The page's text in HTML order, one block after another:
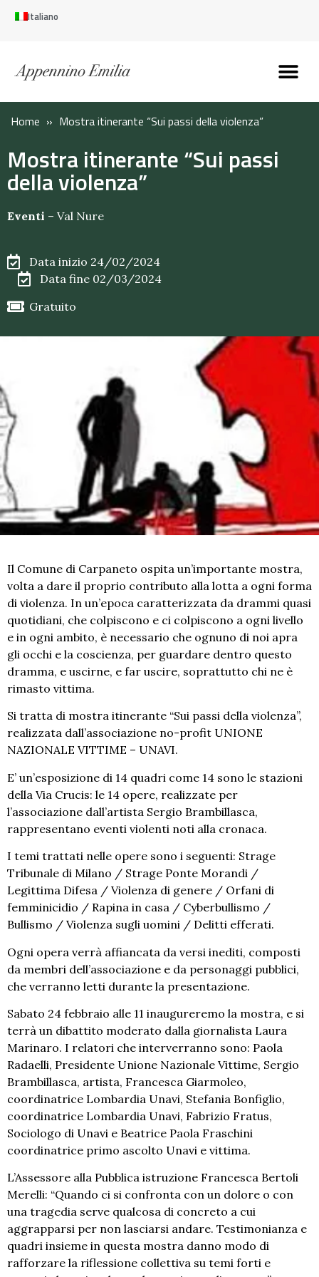
Italiano
Home » Mostra itinerante “Sui passi della violenza”
Mostra itinerante “Sui passi
della violenza”
Eventi – Val Nure
Data inizio 24/02/2024
Data fine 02/03/2024
Gratuito
Il Comune di Carpaneto ospita un’importante mostra,
volta a dare il proprio contributo alla lotta a ogni forma
di violenza. In un’epoca caratterizzata da drammi quasi
quotidiani, che colpiscono e ci colpiscono a ogni livello
e in ogni ambito, è necessario che ognuno di noi apra
gli occhi e la coscienza, per guardare dentro questo
dramma, e uscirne, e far uscire, soprattutto chi ne è
rimasto vittima.
Si tratta di mostra itinerante “Sui passi della violenza”,
realizzata dall’associazione no-profit UNIONE
NAZIONALE VITTIME – UNAVI.
E’ un’esposizione di 14 quadri come 14 sono le stazioni
della Via Crucis: le 14 opere, realizzate per
l’associazione dall’artista Sergio Brambillasca,
rappresentano eventi violenti noti alla cronaca.
I temi trattati nelle opere sono i seguenti: Strage
Tribunale di Milano / Strage Ponte Morandi /
Legittima Difesa / Violenza di genere / Orfani di
femminicidio / Rapina in casa / Cyberbullismo /
Bullismo / Violenza sugli uomini / Delitti efferati.
Ogni opera verrà affiancata da versi inediti, composti
da membri dell’associazione e da personaggi pubblici,
che verranno letti durante la presentazione.
Sabato 24 febbraio alle 11 inaugureremo la mostra, e si
terrà un dibattito moderato dalla giornalista Laura
Marinaro. I relatori che interverranno sono: Paola
Radaelli, Presidente Unione Nazionale Vittime, Sergio
Brambillasca, artista, Francesca Giarmoleo,
coordinatrice Lombardia Unavi, Stefania Bonfiglio,
coordinatrice Lombardia Unavi, Fabrizio Fratus,
Sociologo di Unavi e Beatrice Paola Fraschini
coordinatrice primo ascolto Unavi e vittima.
L’Assessore alla Pubblica istruzione Francesca Bertoli
Merelli: “Quando ci si confronta con un dolore o con
una tragedia serve qualcosa di concreto a cui
aggrapparsi per non lasciarsi andare. Testimonianza e
quadri insieme in questa mostra danno modo di
rafforzare la riflessione collettiva su temi forti e